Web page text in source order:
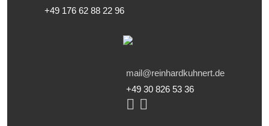
+49 176 62 88 22 96
mail@reinhardkuhnert.de
+49 30 826 53 36